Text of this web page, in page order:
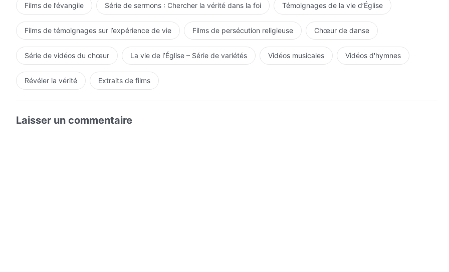
Films de l’évangile Série de sermons : Chercher la vérité dans la foi Témoignages de la vie d’Église
Films de témoignages sur l’expérience de vie Films de persécution religieuse Chœur de danse
Série de vidéos du chœur La vie de l’Église – Série de variétés Vidéos musicales Vidéos d'hymnes
Révéler la vérité Extraits de films
Laisser un commentaire